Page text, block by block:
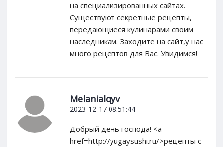
на специализированных сайтах.
Существуют секретные рецепты,
передающиеся кулинарами своим
наследникам. Заходите на сайт,у нас
много рецептов для Вас. Увидимся!
Melanialqyv
2023-12-17 08:51:44
Добрый день господа! <a
href=http://yugaysushi.ru/>рецепты с